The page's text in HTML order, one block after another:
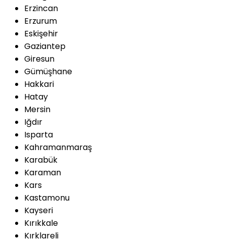
Erzincan
Erzurum
Eskişehir
Gaziantep
Giresun
Gümüşhane
Hakkari
Hatay
Mersin
Iğdır
Isparta
Kahramanmaraş
Karabük
Karaman
Kars
Kastamonu
Kayseri
Kırıkkale
Kırklareli